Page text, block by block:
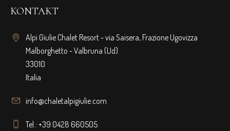
KONTAKT
Alpi Giulie Chalet Resort - via Saisera, Frazione Ugovizza
Malborghetto - Valbruna (Ud)
33010
Italia
info@chaletalpigiulie.com
Tel.: +39 0428 660505